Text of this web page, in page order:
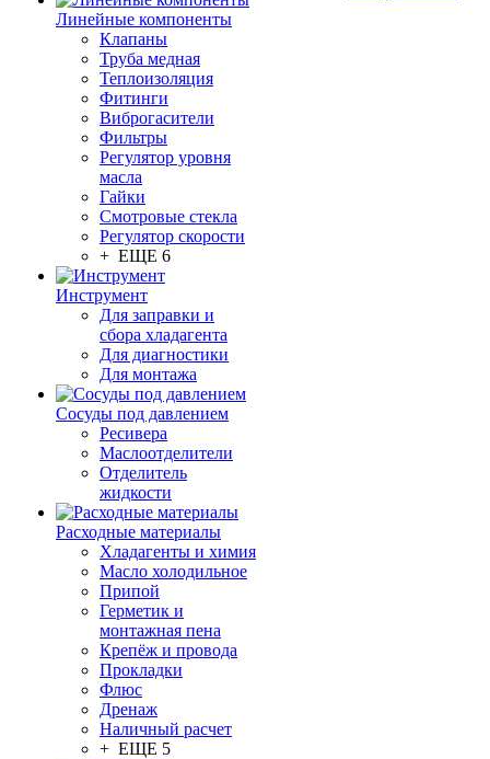
Линейные компоненты
Клапаны
Труба медная
Теплоизоляция
Фитинги
Виброгасители
Фильтры
Регулятор уровня
масла
Гайки
Смотровые стекла
Регулятор скорости
+ ЕЩЕ 6
Инструмент
Для заправки и
сбора хладагента
Для диагностики
Для монтажа
Сосуды под давлением
Ресивера
Маслоотделители
Отделитель
жидкости
Расходные материалы
Хладагенты и химия
Масло холодильное
Припой
Герметик и
монтажная пена
Крепёж и провода
Прокладки
Флюс
Дренаж
Наличный расчет
+ ЕЩЕ 5